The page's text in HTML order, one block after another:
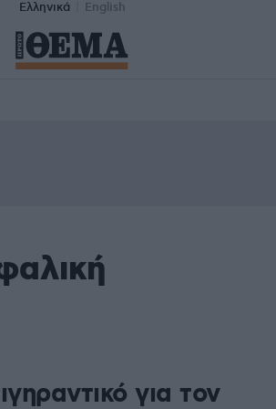
Ελληνικά English
για τον